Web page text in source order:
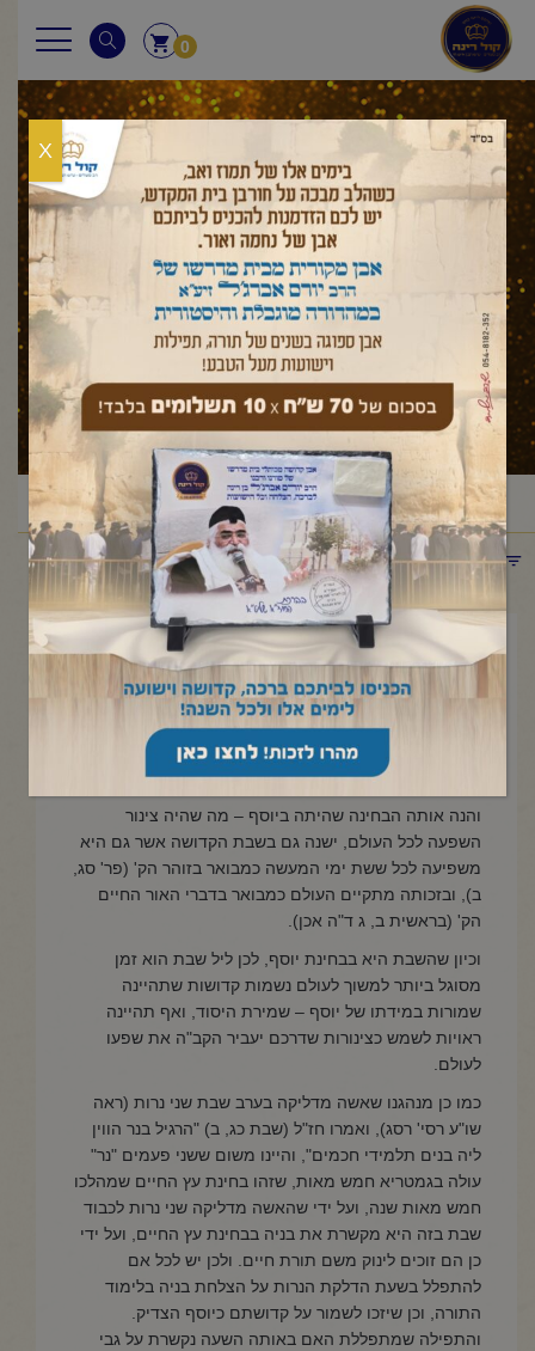
0
מאמר לשבת
ראשי / מאמר לשבת/בראשית/מקץ/פרשת מקץ
תפריט קטגוריות
פרשת מקץ
כ"ו כסלו תשפ"ה
נרות שבת
והנה אותה הבחינה שהיתה ביוסף – מה שהיה צינור
השפעה לכל העולם, ישנה גם בשבת הקדושה אשר גם היא
משפיעה לכל ששת ימי המעשה כמבואר בזוהר הק' (פר' סג,
ב), ובזכותה מתקיים העולם כמבואר בדברי האור החיים
הק' (בראשית ב, ג ד"ה אכן).
וכיון שהשבת היא בבחינת יוסף, לכן ליל שבת הוא זמן
מסוגל ביותר למשוך לעולם נשמות קדושות שתהיינה
שמורות במידתו של יוסף – שמירת היסוד, ואף תהיינה
ראויות לשמש כצינורות שדרכם יעביר הקב"ה את שפעו
לעולם.
כמו כן מנהגנו שאשה מדליקה בערב שבת שני נרות (ראה
שו"ע רסי' רסג), ואמרו חז"ל (שבת כג, ב) "הרגיל בנר הווין
ליה בנים תלמידי חכמים", והיינו משום ששני פעמים "נר"
עולה בגמטריא חמש מאות, שזהו בחינת עץ החיים שמהלכו
חמש מאות שנה, ועל ידי שהאשה מדליקה שני נרות לכבוד
שבת בזה היא מקשרת את בניה בבחינת עץ החיים, ועל ידי
כן הם זוכים לינוק משם תורת חיים. ולכן יש לכל אם
להתפלל בשעת הדלקת הנרות על הצלחת בניה בלימוד
התורה, וכן שיזכו לשמור על קדושתם כיוסף הצדיק.
והתפילה שמתפללת האם באותה השעה נקשרת על גבי
X